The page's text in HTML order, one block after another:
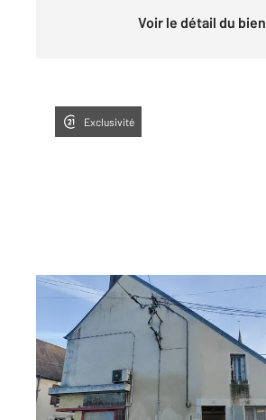
Voir le détail du bien
Exclusivité
HERRY 18
151,70 m
2
, 8 pièces
Ref : 18068
Maison à vendre
31 000 €